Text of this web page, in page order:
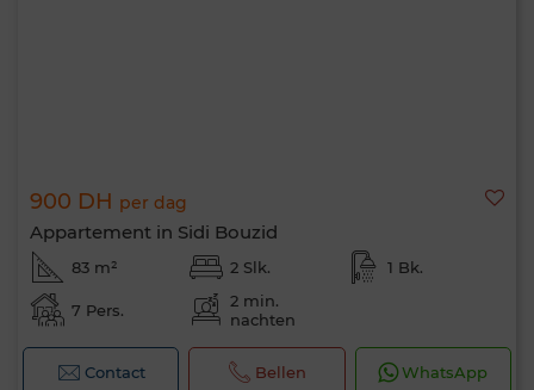
900 DH per dag
Appartement in Sidi Bouzid
83 m² 2 Slk. 1 Bk.
7 Pers.
2 min.
nachten
Contact Bellen WhatsApp